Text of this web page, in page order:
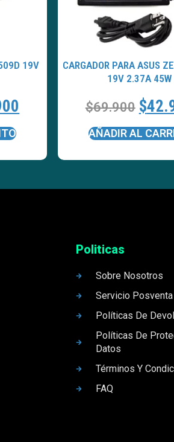
19V
CARGADOR PARA ASUS
19V 2.37A 45W
$69.900 $
AÑADIR AL
Politicas
Sobre Nosotros
Servicio Posventa
Políticas De
Políticas De
Datos
Términos Y
FAQ